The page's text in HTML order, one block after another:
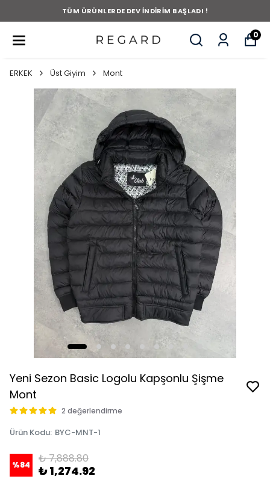
TÜM ÜRÜNLERDE DEV İNDİRİM BAŞLADI !
0
ERKEK Üst Giyim Mont
Yeni Sezon Basic Logolu Kapşonlu Şişme
Mont
2 değerlendirme
Ürün Kodu: BYC-MNT-1
%84 ₺ 7,888.80
₺ 1,274.92